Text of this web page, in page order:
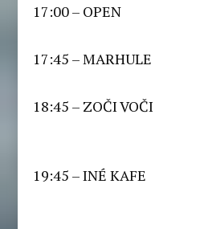
17:00 – OPEN
17:45 – MARHULE
18:45 – ZOČI VOČI
19:45 – INÉ KAFE